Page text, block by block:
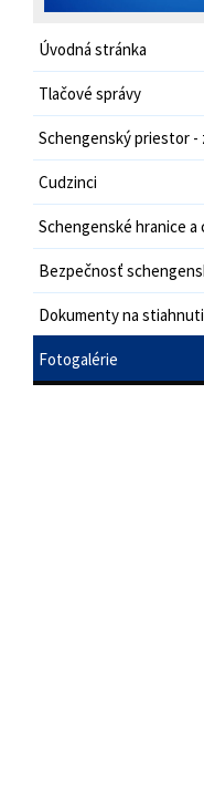
Úvodná stránka
Tlačové správy
Schengenský priestor -
Cudzinci
Schengenské hranice a
Bezpečnosť
Dokumenty na
Fotogalérie